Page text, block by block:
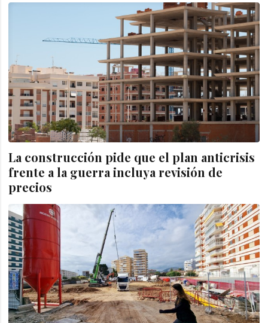
La construcción pide que el plan anticrisis
frente a la guerra incluya revisión de
precios